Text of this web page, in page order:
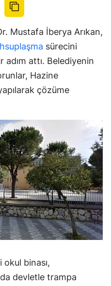
Mustafa İberya Arıkan,
sürecini
adım attı. Belediyenin
Hazine
çözüme
okul binası,
devletle trampa